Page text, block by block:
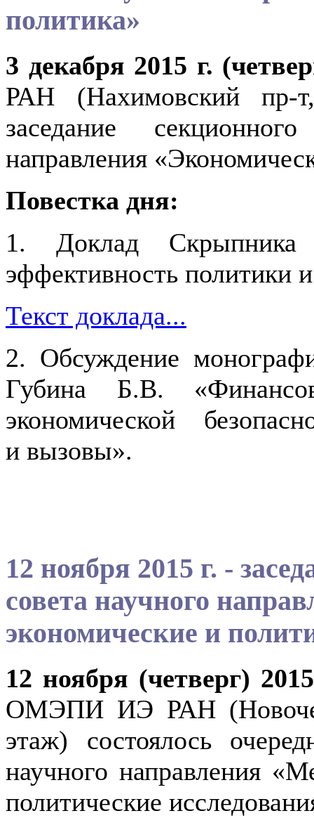
политика»
3 декабря 2015 г.
РАН (Нахимовский пр-
заседание
направления
Повестка дня:
1. Доклад
эффективность политики
Текст доклада...
2. Обсуждение
Губина Б.В.
экономической
и вызовы».
12 ноября 2015 г. -
совета научного
экономические и
12 ноября (четверг)
ОМЭПИ ИЭ РАН
этаж) состоялось
научного направления
политические